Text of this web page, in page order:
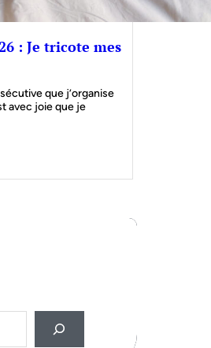
: Je tricote mes
que j’organise
avec joie que je